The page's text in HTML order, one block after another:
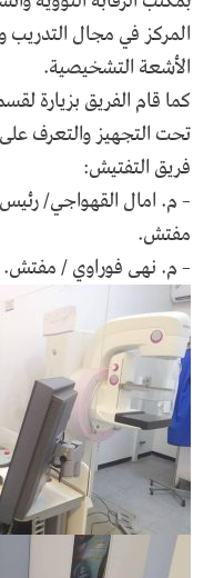
المركز في مجال التدريب
الأشعة التشخيصية.
كما قام الفريق بزيارة
تحت التجهيز والتعرف على
فريق التفتيش:
– م. امال القهواجي/
مفتش.
– م. نهى فوراوي / مفتش.